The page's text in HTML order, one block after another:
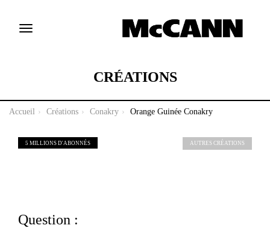
Toggle
CRÉATIONS
Accueil Créations Conakry Orange Guinée Conakry
5 MILLIONS D'ABONNÉS AUTRES CRÉATIONS
Question :